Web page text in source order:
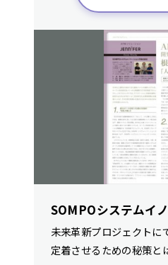
SOMPOシステムイ
未来革新プロジェクトに
定着させるための秘策と